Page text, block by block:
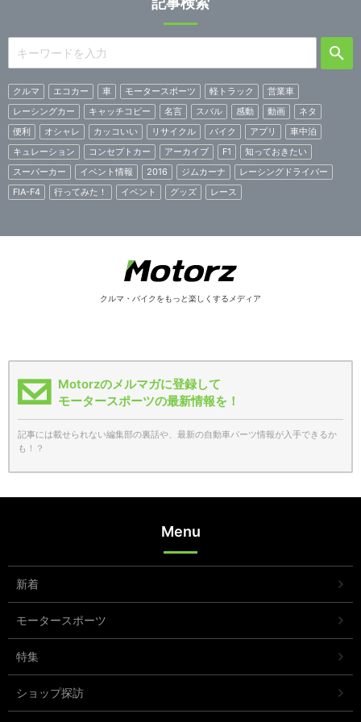
クルマ エコカー 車 モータースポーツ 軽トラック
営業車
レーシングカー
キャッチコピー 名言 スバル 感動 動画
ネタ
便利
オシャレ カッコいい リサイクル バイク アプリ
車中泊
キュレーション
コンセプトカー アーカイブ F1
知っておきたい
スーパーカー
イベント情報 2016 ジムカーナ
レーシングドライバー
FIA-F4
行ってみた！ イベント グッズ レース
クルマ・バイクをもっと楽しくするメディア
Motorzのメルマガに登録して
モータースポーツの最新情報を！
記事には載せられない編集部の裏話や、最新の自動車パーツ情報が入手できるか
も！？
Menu
新着
モータースポーツ
特集
ショップ探訪